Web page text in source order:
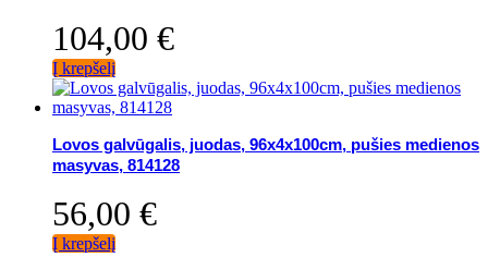
104,00 €
Į krepšelį
Lovos galvūgalis, juodas, 96x4x100cm, pušies medienos
masyvas, 814128
56,00 €
Į krepšelį